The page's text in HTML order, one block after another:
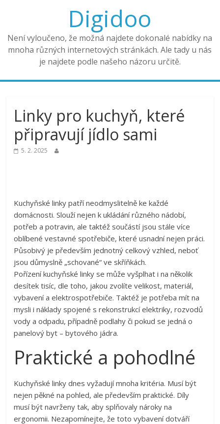
Digidoo
Není vyloučeno, že možná najdete dokonalé nabídky na
mnoha různých internetových stránkách. Ale tady u nás
je najdete podle našeho názoru určitě.
Linky pro kuchyň, které
připravují jídlo sami
5. 2. 2025
Kuchyňské linky patří neodmyslitelně ke každé
domácnosti. Slouží nejen k ukládání různého nádobí,
potřeb a potravin, ale taktéž součástí jsou stále více
oblíbené vestavné spotřebiče, které usnadní nejen práci.
Působivý je především jednotný celkový vzhled, neboť
jsou důmyslně „schované“ ve skříňkách.
Pořízení kuchyňské linky se může vyšplhat i na několik
desítek tisíc, dle toho, jakou zvolíte velikost, materiál,
vybavení a elektrospotřebiče. Taktéž je potřeba mít na
mysli i náklady spojené s rekonstrukcí elektriky, rozvodů
vody a odpadu, případně podlahy či pokud se jedná o
panelový byt – bytového jádra.
Praktické a pohodlné
Kuchyňské linky dnes vyžadují mnoha kritéria. Musí být
nejen pěkné na pohled, ale především praktické. Díly
musí být navrženy tak, aby splňovaly nároky na
ergonomii. Nezapomínejte, že toto vybavení dotváří